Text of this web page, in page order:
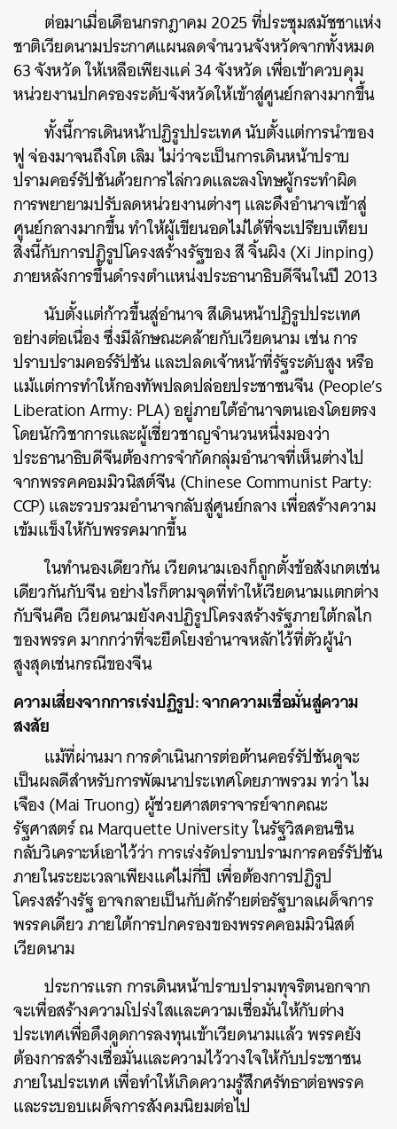
ต่อมาเมื่อเดือนกรกฎาคม 2025 ที่ประชุมสมัชชาแห่ง
ชาติเวียดนามประกาศแผนลดจำนวนจังหวัดจากทั้งหมด
63 จังหวัด ให้เหลือเพียงแค่ 34 จังหวัด เพื่อเข้าควบคุม
หน่วยงานปกครองระดับจังหวัดให้เข้าสู่ศูนย์กลางมากขึ้น
ทั้งนี้การเดินหน้าปฏิรูปประเทศ นับตั้งแต่การนำของ
ฟู จ่องมาจนถึงโต เลิม ไม่ว่าจะเป็นการเดินหน้าปราบ
ปรามคอร์รัปชันด้วยการไล่กวดและลงโทษผู้กระทำผิด
การพยายามปรับลดหน่วยงานต่างๆ และดึงอำนาจเข้าสู่
ศูนย์กลางมากขึ้น ทำให้ผู้เขียนอดไม่ได้ที่จะเปรียบเทียบ
สิ่งนี้กับการปฏิรูปโครงสร้างรัฐของ สี จิ้นผิง (Xi Jinping)
ภายหลังการขึ้นดำรงตำแหน่งประธานาธิบดีจีนในปี 2013
นับตั้งแต่ก้าวขึ้นสู่อำนาจ สีเดินหน้าปฏิรูปประเทศ
อย่างต่อเนื่อง ซึ่งมีลักษณะคล้ายกับเวียดนาม เช่น การ
ปราบปรามคอร์รัปชัน และปลดเจ้าหน้าที่รัฐระดับสูง หรือ
แม้แต่การทำให้กองทัพปลดปล่อยประชาชนจีน (People’s
Liberation Army: PLA) อยู่ภายใต้อำนาจตนเองโดยตรง
โดยนักวิชาการและผู้เชี่ยวชาญจำนวนหนึ่งมองว่า
ประธานาธิบดีจีนต้องการจำกัดกลุ่มอำนาจที่เห็นต่างไป
จากพรรคคอมมิวนิสต์จีน (Chinese Communist Party:
CCP) และรวบรวมอำนาจกลับสู่ศูนย์กลาง เพื่อสร้างความ
เข้มแข็งให้กับพรรคมากขึ้น
ในทำนองเดียวกัน เวียดนามเองก็ถูกตั้งข้อสังเกตเช่น
เดียวกันกับจีน อย่างไรก็ตามจุดที่ทำให้เวียดนามแตกต่าง
กับจีนคือ เวียดนามยังคงปฏิรูปโครงสร้างรัฐภายใต้กลไก
ของพรรค มากกว่าที่จะยึดโยงอำนาจหลักไว้ที่ตัวผู้นำ
สูงสุดเช่นกรณีของจีน
ความเสี่ยงจากการเร่งปฏิรูป: จากความเชื่อมั่นสู่ความ
สงสัย
แม้ที่ผ่านมา การดำเนินการต่อต้านคอร์รัปชันดูจะ
เป็นผลดีสำหรับการพัฒนาประเทศโดยภาพรวม ทว่า ไม
เจือง (Mai Truong) ผู้ช่วยศาสตราจารย์จากคณะ
รัฐศาสตร์ ณ Marquette University ในรัฐวิสคอนซิน
กลับวิเคราะห์เอาไว้ว่า การเร่งรัดปราบปรามการคอร์รัปชัน
ภายในระยะเวลาเพียงแค่ไม่กี่ปี เพื่อต้องการปฏิรูป
โครงสร้างรัฐ อาจกลายเป็นกับดักร้ายต่อรัฐบาลเผด็จการ
พรรคเดียว ภายใต้การปกครองของพรรคคอมมิวนิสต์
เวียดนาม
ประการแรก การเดินหน้าปราบปรามทุจริตนอกจาก
จะเพื่อสร้างความโปร่งใสและความเชื่อมั่นให้กับต่าง
ประเทศเพื่อดึงดูดการลงทุนเข้าเวียดนามแล้ว พรรคยัง
ต้องการสร้างเชื่อมั่นและความไว้วางใจให้กับประชาชน
ภายในประเทศ เพื่อทำให้เกิดความรู้สึกศรัทธาต่อพรรค
และระบอบเผด็จการสังคมนิยมต่อไป
ค้นหา
SHARE TWEET LINE EMAIL